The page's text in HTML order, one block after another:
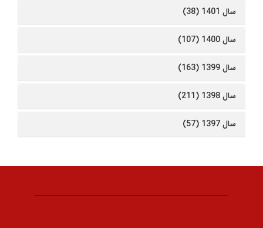
سال 1401 (38)
سال 1400 (107)
سال 1399 (163)
سال 1398 (211)
سال 1397 (57)